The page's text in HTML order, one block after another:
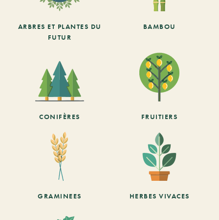
ARBRES ET PLANTES DU
FUTUR
BAMBOU
CONIFÈRES FRUITIERS
GRAMINEES HERBES VIVACES